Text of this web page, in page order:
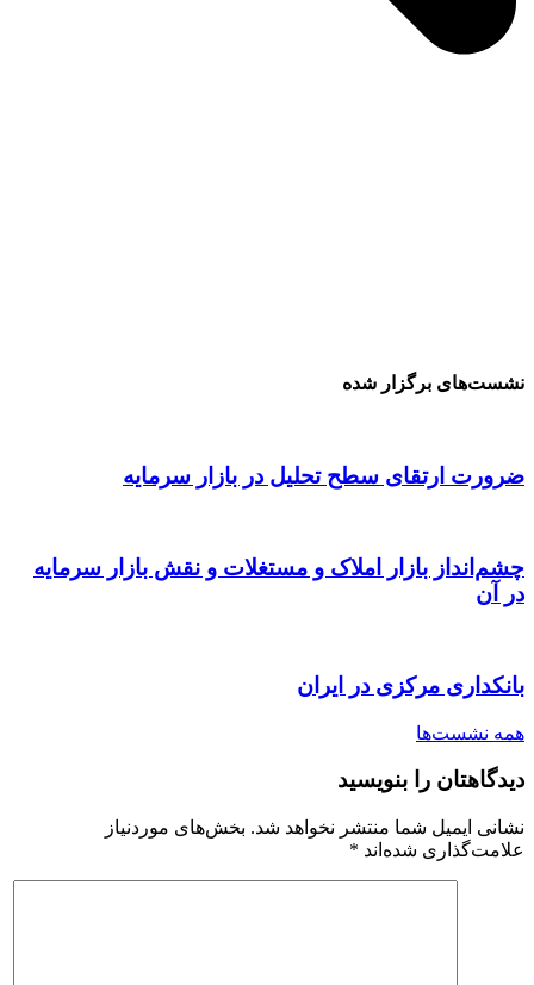
نشست‌های برگزار شده
ضرورت ارتقای سطح تحلیل در بازار سرمایه
چشم‌انداز بازار املاک و مستغلات و نقش بازار سرمایه
در آن
بانکداری مرکزی در ایران
همه نشست‌ها
دیدگاهتان را بنویسید
نشانی ایمیل شما منتشر نخواهد شد. بخش‌های موردنیاز
علامت‌گذاری شده‌اند *